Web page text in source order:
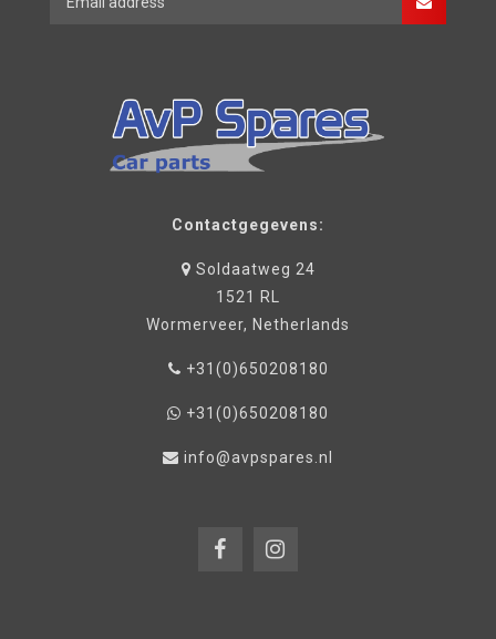
Contactgegevens:
Soldaatweg 24
1521 RL
Wormerveer, Netherlands
+31(0)650208180
+31(0)650208180
info@avpspares.nl